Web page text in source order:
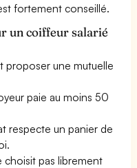
fortement conseillé.
un coiffeur salarié
proposer une mutuelle
paie au moins 50
respecte un panier de
choisit pas librement